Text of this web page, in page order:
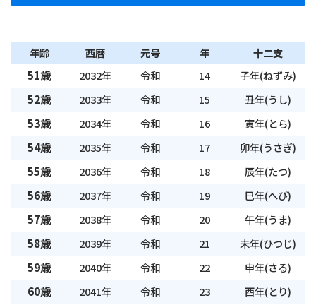
年齢 西暦 元号 年 十二支
51歳 2032年 令和 14 子年(ねずみ)
52歳 2033年 令和 15 丑年(うし)
53歳 2034年 令和 16 寅年(とら)
54歳 2035年 令和 17 卯年(うさぎ)
55歳 2036年 令和 18 辰年(たつ)
56歳 2037年 令和 19 巳年(へび)
57歳 2038年 令和 20 午年(うま)
58歳 2039年 令和 21 未年(ひつじ)
59歳 2040年 令和 22 申年(さる)
60歳 2041年 令和 23 酉年(とり)